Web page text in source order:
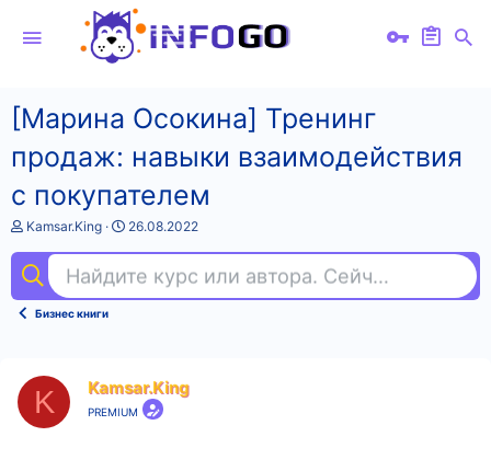
[Марина Осокина] Тренинг
продаж: навыки взаимодействия
с покупателем
А
т
о
т
Kamsar.King
Д
а
н
а
26.08.2022
Найдите курс или автора. Сейчас ищут
Бизнес книги
K Kamsar.King
PREMIUM